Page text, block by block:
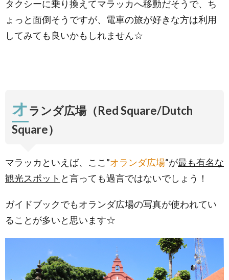
5.3.
ョンカー
ハウス
(MAMEE
的なボ
ルダー
寺院「チ
ェンフン
テン寺院/
青雲亭
Hoon
Temple)」
7.
モス
タクシーに乗り換えてマラッカへ移動だそうで、ち
ょっと面倒そうですが、電車の旅が好きな方は利用
してみても良いかもしれません☆
オランダ広場（Red Square/Dutch
Square）
マラッカといえば、ここ”オランダ広場“が最も有名な
観光スポット と言っても過言ではないでしょう！
ガイドブックでもオランダ広場の写真が使われてい
ることが多いと思います☆